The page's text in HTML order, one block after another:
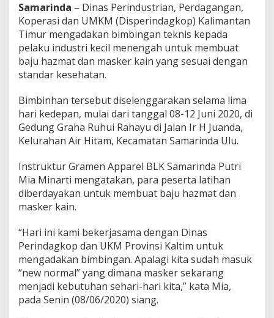
Samarinda – Dinas Perindustrian, Perdagangan,
Koperasi dan UMKM (Disperindagkop) Kalimantan
Timur mengadakan bimbingan teknis kepada
pelaku industri kecil menengah untuk membuat
baju hazmat dan masker kain yang sesuai dengan
standar kesehatan.
Bimbinhan tersebut diselenggarakan selama lima
hari kedepan, mulai dari tanggal 08-12 Juni 2020, di
Gedung Graha Ruhui Rahayu di Jalan Ir H Juanda,
Kelurahan Air Hitam, Kecamatan Samarinda Ulu.
Instruktur Gramen Apparel BLK Samarinda Putri
Mia Minarti mengatakan, para peserta latihan
diberdayakan untuk membuat baju hazmat dan
masker kain.
“Hari ini kami bekerjasama dengan Dinas
Perindagkop dan UKM Provinsi Kaltim untuk
mengadakan bimbingan. Apalagi kita sudah masuk
“new normal” yang dimana masker sekarang
menjadi kebutuhan sehari-hari kita,” kata Mia,
pada Senin (08/06/2020) siang.